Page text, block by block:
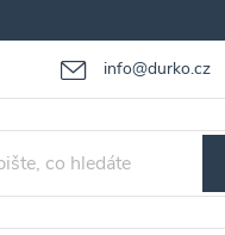
info@durko.cz
Reklamace zboží